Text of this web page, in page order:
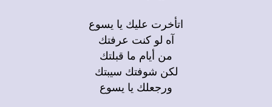
اتأخرت عليك يا يسوع
آه لو كنت عرفتك
من أيام ما قبلتك
لكن شوفتك سيبتك
ورجعلك يا يسوع